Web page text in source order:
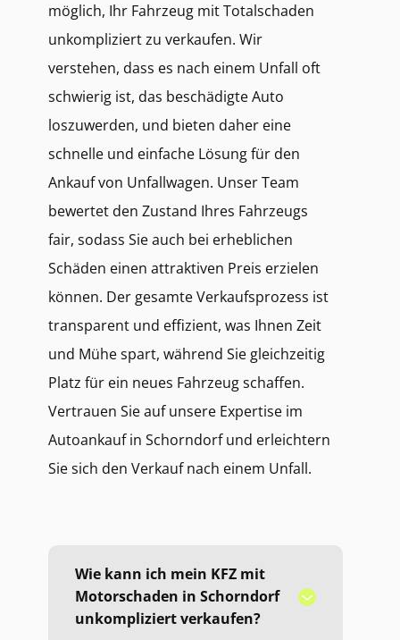
möglich, Ihr Fahrzeug mit Totalschaden
unkompliziert zu verkaufen. Wir
verstehen, dass es nach einem Unfall oft
schwierig ist, das beschädigte Auto
loszuwerden, und bieten daher eine
schnelle und einfache Lösung für den
Ankauf von Unfallwagen. Unser Team
bewertet den Zustand Ihres Fahrzeugs
fair, sodass Sie auch bei erheblichen
Schäden einen attraktiven Preis erzielen
können. Der gesamte Verkaufsprozess ist
transparent und effizient, was Ihnen Zeit
und Mühe spart, während Sie gleichzeitig
Platz für ein neues Fahrzeug schaffen.
Vertrauen Sie auf unsere Expertise im
Autoankauf in Schorndorf und erleichtern
Sie sich den Verkauf nach einem Unfall.
Wie kann ich mein KFZ mit
Motorschaden in Schorndorf
unkompliziert verkaufen?